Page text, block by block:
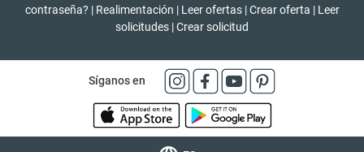
contraseña? | Realimentación | Leer ofertas | Crear oferta | Leer
solicitudes |Crear solicitud
Síganos en